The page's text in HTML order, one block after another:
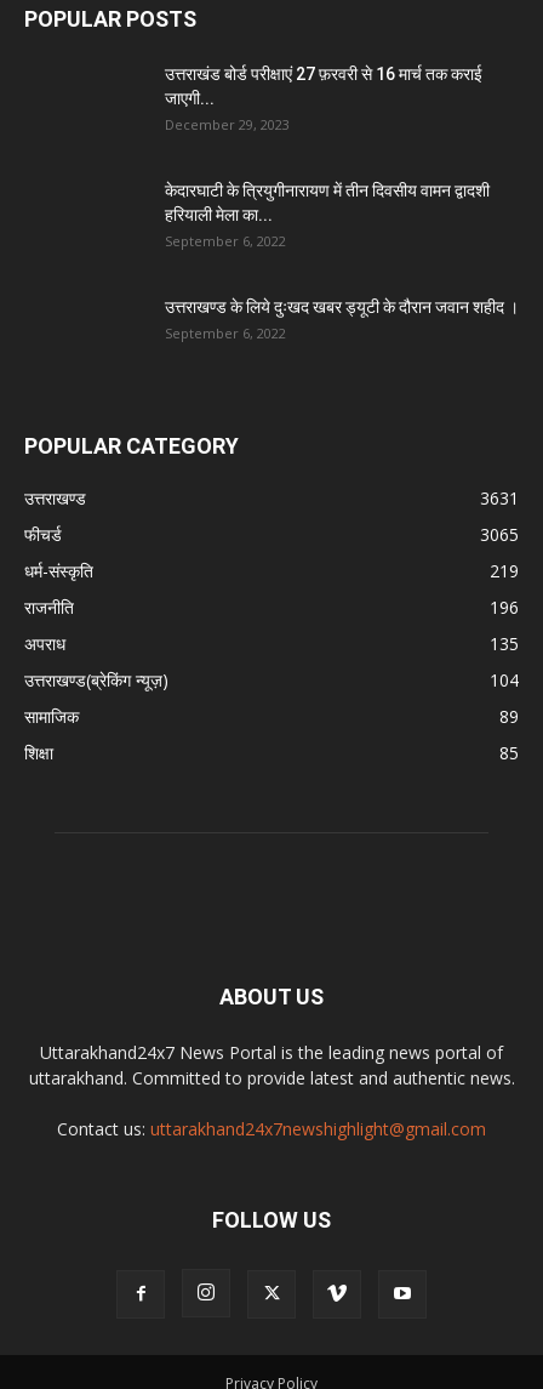
POPULAR POSTS
उत्तराखंड बोर्ड परीक्षाएं 27 फ़रवरी से 16 मार्च तक कराई
जाएगी...
December 29, 2023
केदारघाटी के त्रियुगीनारायण में तीन दिवसीय वामन द्वादशी
हरियाली मेला का...
September 6, 2022
उत्तराखण्ड के लिये दुःखद खबर ड्यूटी के दौरान जवान शहीद ।
September 6, 2022
POPULAR CATEGORY
उत्तराखण्ड
3631
फीचर्ड
3065
धर्म-संस्कृति
219
राजनीति
196
अपराध
135
उत्तराखण्ड(ब्रेकिंग न्यूज़)
104
सामाजिक
89
शिक्षा
85
ABOUT US
Uttarakhand24x7 News Portal is the leading news portal of
uttarakhand. Committed to provide latest and authentic news.
Contact us: uttarakhand24x7newshighlight@gmail.com
FOLLOW US
Privacy Policy